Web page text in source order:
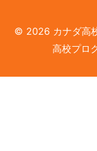
© 2026 カナダ高
高校プロ